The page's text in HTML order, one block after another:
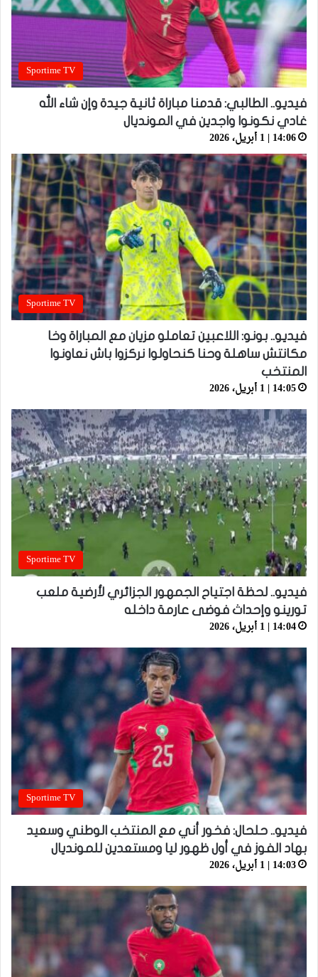
Sportime TV
فيديو.. الطالبي: قدمنا مباراة ثانية جيدة وإن شاء الله
غادي نكونوا واجدين في المونديال
14:06 | 1 أبريل، 2026
Sportime TV
فيديو.. بونو: اللاعبين تعاملو مزيان مع المباراة وخا
مكانتش ساهلة وحنا كنحاولوا نركزوا باش نعاونوا
المنتخب
14:05 | 1 أبريل، 2026
Sportime TV
فيديو.. لحظة اجتياح الجمهور الجزائري لأرضية ملعب
تورينو وإحداث فوضى عارمة داخله
14:04 | 1 أبريل، 2026
Sportime TV
فيديو.. حلحال: فخور أني مع المنتخب الوطني وسعيد
بهاد الفوز في أول ظهور ليا ومستعدين للمونديال
14:03 | 1 أبريل، 2026